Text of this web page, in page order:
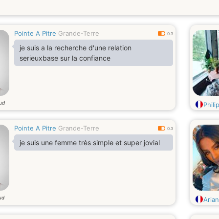
Pointe A Pitre Grande-Terre 0.3
je suis a la recherche d'une relation
serieuxbase sur la confiance
Pointe A Pitre Grande-Terre 0.3
je suis une femme très simple et super jovial